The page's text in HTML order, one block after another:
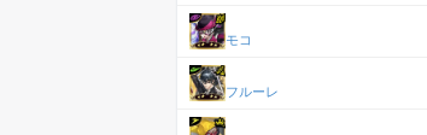
モコ
フルーレ